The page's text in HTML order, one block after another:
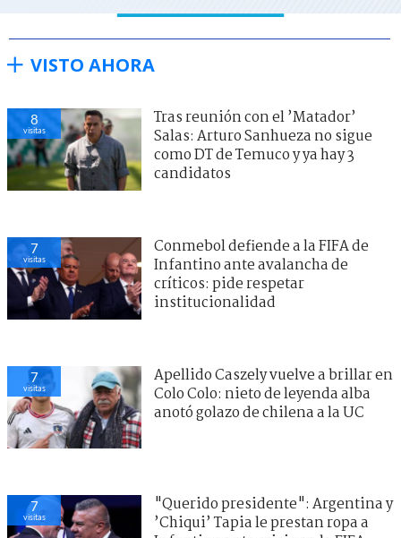
VISTO AHORA
8
visitas
Tras reunión con el ’Matador’
Salas: Arturo Sanhueza no sigue
como DT de Temuco y ya hay 3
candidatos
7
visitas
Conmebol defiende a la FIFA de
Infantino ante avalancha de
críticos: pide respetar
institucionalidad
7
visitas
Apellido Caszely vuelve a brillar en
Colo Colo: nieto de leyenda alba
anotó golazo de chilena a la UC
7
visitas
"Querido presidente": Argentina y
’Chiqui’ Tapia le prestan ropa a